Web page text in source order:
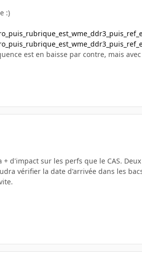
:)
est en baisse par contre, mais
d'impact sur les perfs que le CAS.
vérifier la date d'arrivée dans les